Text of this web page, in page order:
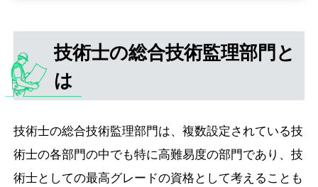
技術士の総合技術監理部門と
は
技術士の総合技術監理部門は、複数設定されている技
術士の各部門の中でも特に高難易度の部門であり、技
術士としての最高グレードの資格として考えることも